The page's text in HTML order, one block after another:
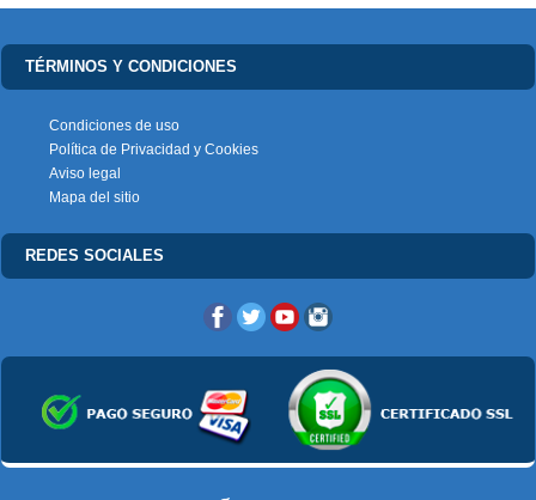
TÉRMINOS Y CONDICIONES
Condiciones de uso
Política de Privacidad y Cookies
Aviso legal
Mapa del sitio
REDES SOCIALES